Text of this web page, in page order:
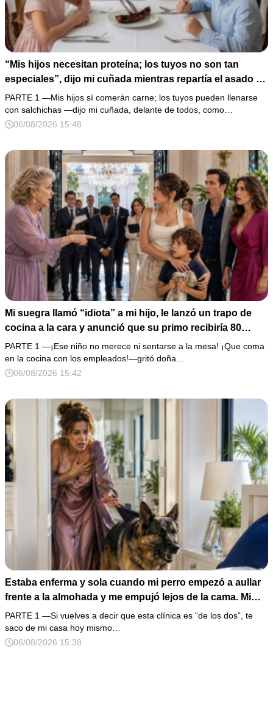
“Mis hijos necesitan proteína; los tuyos no son tan
especiales”, dijo mi cuñada mientras repartía el asado y
hacía llorar a mi hija. Mi esposo me pidió que no armara
un escándalo, así que guardé silencio, terminé un pastel
de boda de 8,000 pesos y coloqué sobre la mesa un
PARTE 1 —Mis hijos sí comerán carne; los tuyos pueden llenarse
con salchichas —dijo mi cuñada, delante de todos, como…
06/08/2026 15:48
Mi suegra llamó “idiota” a mi hijo, le lanzó un trapo de
cocina a la cara y anunció que su primo recibiría 80
millones y el 50% de las acciones: “Aprende cuál es tu
lugar”. Permanecí en silencio hasta que terminaron de
firmar; entonces mostré una grabación y alguien llamó a
PARTE 1 —¡Ese niño no merece ni sentarse a la mesa! ¡Que coma
en la cocina con los empleados!—gritó doña…
06/08/2026 15:42
Estaba enferma y sola cuando mi perro empezó a aullar
frente a la almohada y me empujó lejos de la cama. Mi
esposo regresó un día antes y susurró: “Acuéstate,
amor, yo te cuidaré”. Fingí obedecer, pero escondí una
grabadora bajo la cobija… Esa noche escuché por qué
PARTE 1 —Si vuelves a decir que esta clínica es “de los dos”, te
saco de mi casa hoy mismo…
06/08/2026 15:38